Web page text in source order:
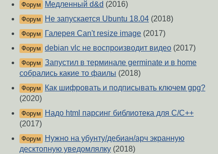
Форум Медленный d&d (2016)
Форум Не запускается Ubuntu 18.04 (2018)
Форум Галерея Can't resize image (2017)
Форум debian vlc не воспроизводит видео (2017)
Форум Запустил в терминале germinate и в home
собрались какие то фаилы (2018)
Форум
Как шифровать и подписывать ключем gpg?
(2020)
Форум
Надо html парсинг библиотека для C/C++
(2017)
Форум
Нужно на убунту/дебиан/арч экранную
десктопную уведомлялку (2018)